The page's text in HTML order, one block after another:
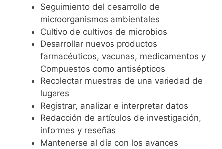
Seguimiento del desarrollo de
microorganismos ambientales
Cultivo de cultivos de microbios
Desarrollar nuevos productos
farmacéuticos, vacunas, medicamentos y
Compuestos como antisépticos
Recolectar muestras de una variedad de
lugares
Registrar, analizar e interpretar datos
Redacción de artículos de investigación,
informes y reseñas
Mantenerse al día con los avances